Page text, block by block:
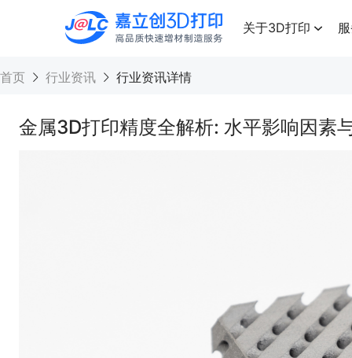
高品质快速增材制造服务
关于3D打印
首页 行业资讯 行业资讯详情
金属3D打印精度全解析: 水平影响因素